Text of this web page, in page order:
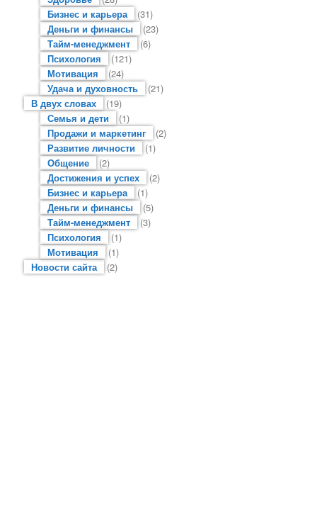
Бизнес и карьера
(31)
Деньги и финансы
(23)
Тайм-менеджмент
(6)
Психология
(121)
Мотивация
(24)
Удача и духовность
(21)
В двух словах
(19)
Семья и дети
(1)
Продажи и маркетинг
(2)
Развитие личности
(1)
Общение
(2)
Достижения и успех
(2)
Бизнес и карьера
(1)
Деньги и финансы
(5)
Тайм-менеджмент
(3)
Психология
(1)
Мотивация
(1)
Новости сайта
(2)